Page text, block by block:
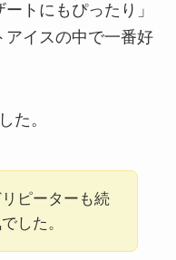
トにもぴったり」
アイスの中で一番好
た。
ピーターも続
した。